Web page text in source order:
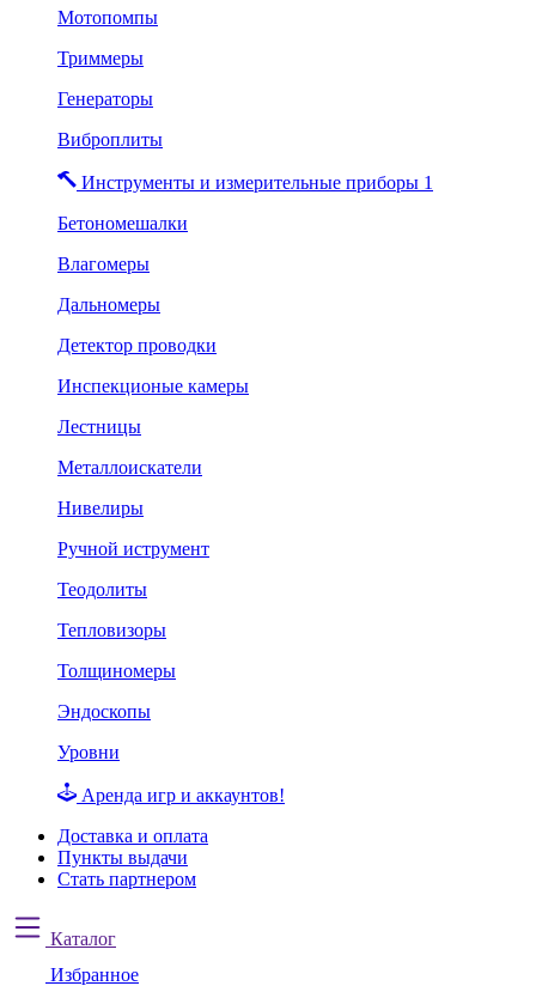
Мотопомпы
Триммеры
Генераторы
Виброплиты
Инструменты и измерительные приборы 1
Бетономешалки
Влагомеры
Дальномеры
Детектор проводки
Инспекционые камеры
Лестницы
Металлоискатели
Нивелиры
Ручной иструмент
Теодолиты
Тепловизоры
Толщиномеры
Эндоскопы
Уровни
Аренда игр и аккаунтов!
Доставка и оплата
Пункты выдачи
Стать партнером
Каталог
Избранное